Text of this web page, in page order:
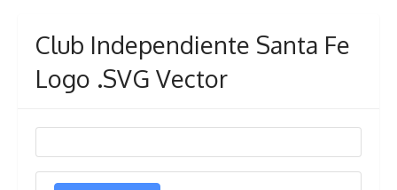
Club Independiente Santa Fe
Logo .SVG Vector